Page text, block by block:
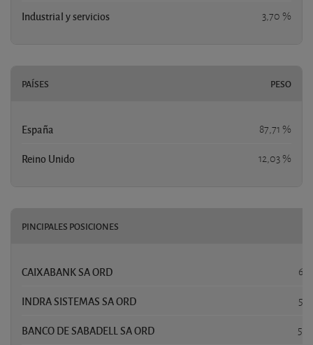
Industrial y servicios 3,70 %
PAÍSES PESO
España 87,71 %
Reino Unido 12,03 %
PINCIPALES POSICIONES
CAIXABANK SA ORD
INDRA SISTEMAS SA ORD
BANCO DE SABADELL SA ORD